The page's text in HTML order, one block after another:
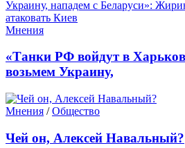
Мнения
«Танки РФ войдут в
возьмем Украину,
Мнения /Общество
Чей он, Алексей Навальный?